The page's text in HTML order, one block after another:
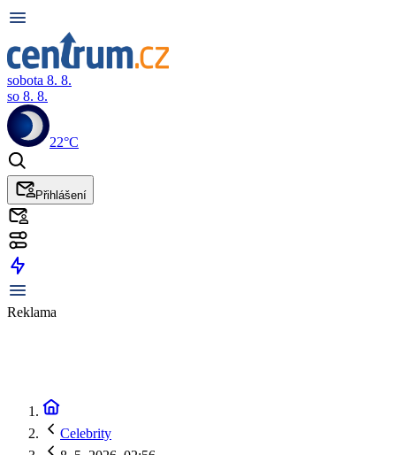
sobota 8. 8.
so 8. 8.
22°C
Přihlášení
Reklama
Celebrity